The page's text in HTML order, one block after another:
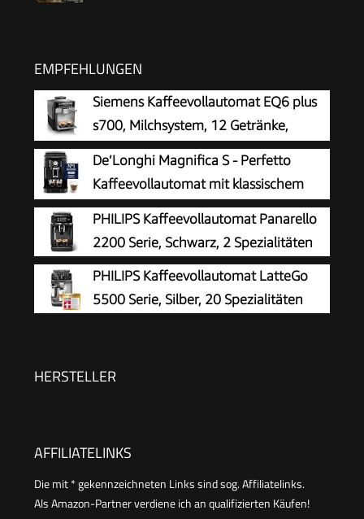
EMPFEHLUNGEN
Siemens Kaffeevollautomat EQ6 plus
s700, Milchsystem, 12 Getränke,
automatische Reinigung des
Milchsystems, Keramikmahlwerk, großes
Touchdisplay, Edelstahl, TE657503DE
De’Longhi Magnifica S - Perfetto
Kaffeevollautomat mit klassischem
Milchaufschäumer, Espresso- und
Cappuccino Kaffeemaschine, Bedienfeld mit
Tasten, Schwarz (ECAM11.112.B)
PHILIPS Kaffeevollautomat Panarello
2200 Serie, Schwarz, 2 Spezialitäten
PHILIPS Kaffeevollautomat LatteGo
5500 Serie, Silber, 20 Spezialitäten
HERSTELLER
AFFILIATELINKS
Die mit * gekennzeichneten Links sind sog. Affiliatelinks.
Als Amazon-Partner verdiene ich an qualifizierten Käufen!